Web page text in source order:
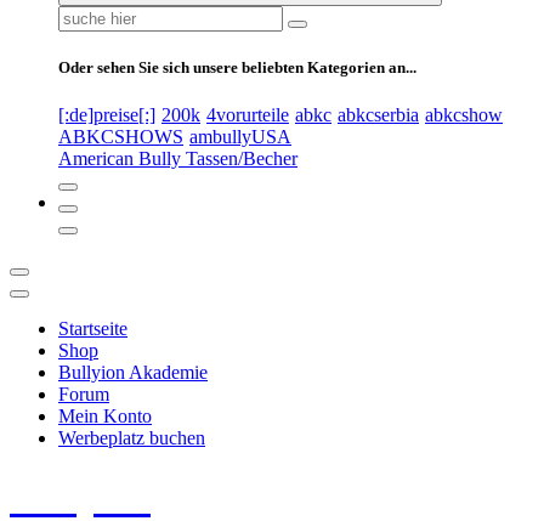
Suchen
nach:
Oder sehen Sie sich unsere beliebten Kategorien an...
[:de]preise[:] 200k 4vorurteile abkc abkcserbia abkcshow
ABKCSHOWS ambullyUSA
American Bully Tassen/Becher
Startseite
Shop
Bullyion Akademie
Forum
Mein Konto
Werbeplatz buchen